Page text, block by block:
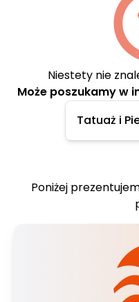
Niestety nie
Może poszukamy w
Tatuaż i
Poniżej